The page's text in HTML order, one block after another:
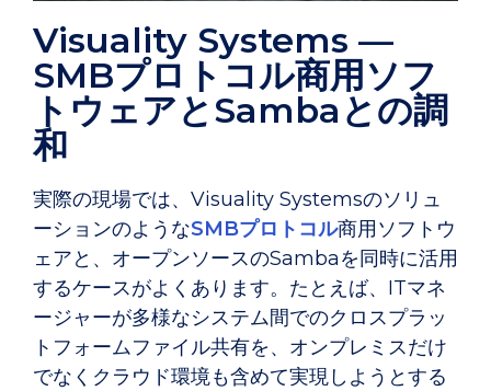
Visuality Systems —
SMBプロトコル商用ソフ
トウェアとSambaとの調
和
実際の現場では、Visuality Systemsのソリュ
ーションのようなSMBプロトコル商用ソフトウ
ェアと、オープンソースのSambaを同時に活用
するケースがよくあります。たとえば、ITマネ
ージャーが多様なシステム間でのクロスプラッ
トフォームファイル共有を、オンプレミスだけ
でなくクラウド環境も含めて実現しようとする